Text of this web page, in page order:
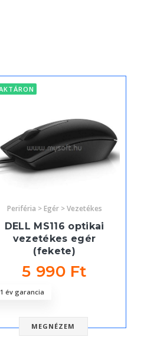
Periféria > Egér > Vezetékes
DELL MS116 optikai
vezetékes egér
(fekete)
5 990 Ft
MEGNÉZEM
1 év garancia